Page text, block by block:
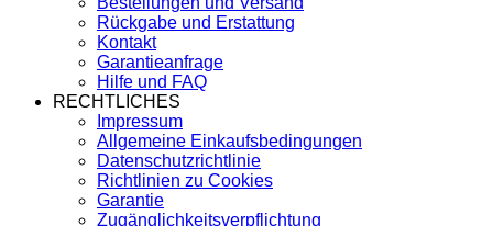
Rückgabe und Erstattung
Kontakt
Garantieanfrage
Hilfe und FAQ
RECHTLICHES
Impressum
Allgemeine Einkaufsbedingungen
Datenschutzrichtlinie
Richtlinien zu Cookies
Garantie
Zugänglichkeitsverpflichtung